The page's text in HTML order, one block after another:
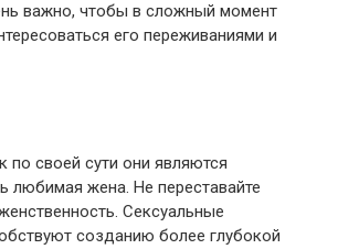
важно, чтобы в сложный момент
его переживаниями и
по своей сути они являются
жена. Не переставайте
Сексуальные
созданию более глубокой